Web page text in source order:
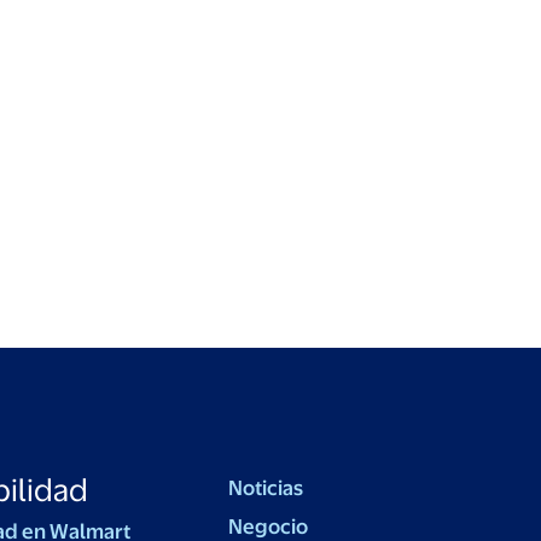
en Walmart
Noticias
Negocio